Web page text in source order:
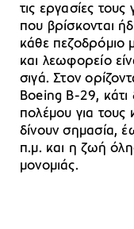
τις εργασίες
που βρίσκονται
κάθε πεζοδρόμιο
και λεωφορείο
σιγά. Στον
Boeing B-29,
πολέμου για τους
δίνουν σημασία,
π.μ. και η ζωή
μονομιάς.